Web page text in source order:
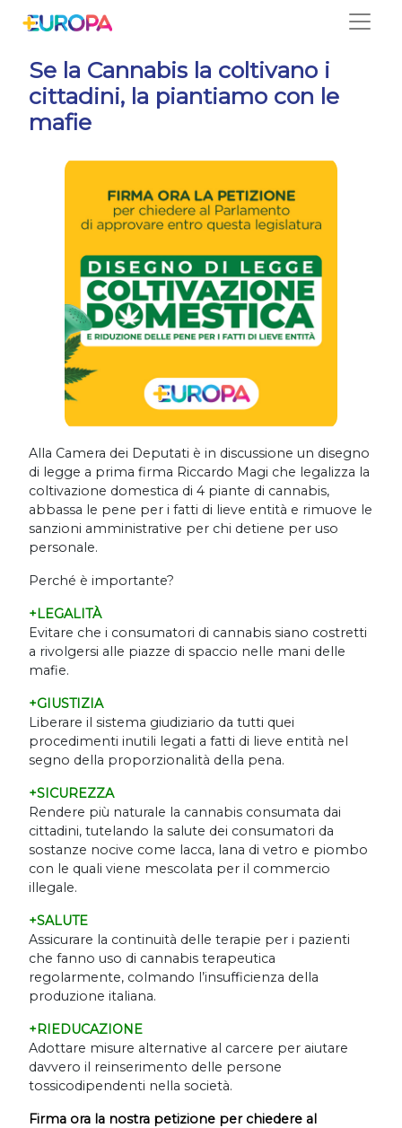
Se la Cannabis la coltivano i
cittadini, la piantiamo con le
mafie
Alla Camera dei Deputati è in discussione un disegno
di legge a prima firma Riccardo Magi che legalizza la
coltivazione domestica di 4 piante di cannabis,
abbassa le pene per i fatti di lieve entità e rimuove le
sanzioni amministrative per chi detiene per uso
personale.
Perché è importante?
+LEGALITÀ
Evitare che i consumatori di cannabis siano costretti
a rivolgersi alle piazze di spaccio nelle mani delle
mafie.
+GIUSTIZIA
Liberare il sistema giudiziario da tutti quei
procedimenti inutili legati a fatti di lieve entità nel
segno della proporzionalità della pena.
+SICUREZZA
Rendere più naturale la cannabis consumata dai
cittadini, tutelando la salute dei consumatori da
sostanze nocive come lacca, lana di vetro e piombo
con le quali viene mescolata per il commercio
illegale.
+SALUTE
Assicurare la continuità delle terapie per i pazienti
che fanno uso di cannabis terapeutica
regolarmente, colmando l’insufficienza della
produzione italiana.
+RIEDUCAZIONE
Adottare misure alternative al carcere per aiutare
davvero il reinserimento delle persone
tossicodipendenti nella società.
Firma ora la nostra petizione per chiedere al